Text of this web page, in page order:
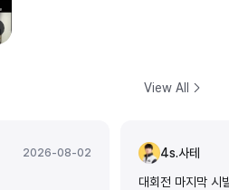
View All
2026-08-02
4s.사테
대회전 마지막 시